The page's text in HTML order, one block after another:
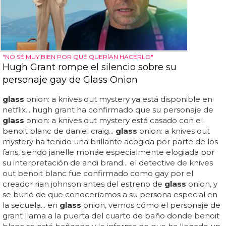
"NO SÉ MUY BIEN POR QUÉ QUERÍAN HACERLO"
Hugh Grant rompe el silencio sobre su
personaje gay de Glass Onion
glass onion: a knives out mystery ya está disponible en
netflix... hugh grant ha confirmado que su personaje de
glass onion: a knives out mystery está casado con el
benoit blanc de daniel craig... glass onion: a knives out
mystery ha tenido una brillante acogida por parte de los
fans, siendo janelle monáe especialmente elogiada por
su interpretación de andi brand... el detective de knives
out benoit blanc fue confirmado como gay por el
creador rian johnson antes del estreno de glass onion, y
se burló de que conoceríamos a su persona especial en
la secuela... en glass onion, vemos cómo el personaje de
grant llama a la puerta del cuarto de baño donde benoit